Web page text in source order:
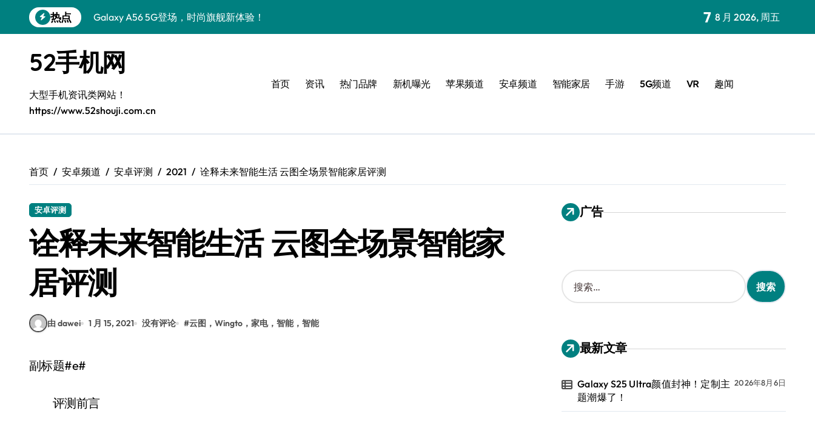
到
热点
Galaxy A56 5G登场，时尚旗舰新体验！
三星Galaxy S26发布：一键解锁个性美
Galaxy S25美颜秘籍：个性定制炫酷玩法
Galaxy C55 5G焕新秘籍：潮流定制，玩转无限可能
Galaxy C55 5G登场，演绎三星美学新巅峰！
Galaxy S25 Ultra颜值封神！定制主题潮爆了！
7 8 月 2026, 周五
52手机网
大型手机资讯类网站！
https://www.52shouji.com.cn
首页 资讯 热门品牌 新机曝光 苹果频道 安卓频道 智能家居 手游 5G频道 VR 趣闻
首页 安卓频道 安卓评测 2021 诠释未来智能生活 云图全场景智能家居评测
安卓评测
诠释未来智能生活 云图全场景智能家
居评测
由 dawei 1 月 15, 2021 没有评论 #云图，Wingto，家电，智能，智能
副标题#e#
评测前言
广告
搜
索
：
最新文章
Galaxy S25 Ultra颜值封神！定制主
题潮爆了！
2026年8月6日